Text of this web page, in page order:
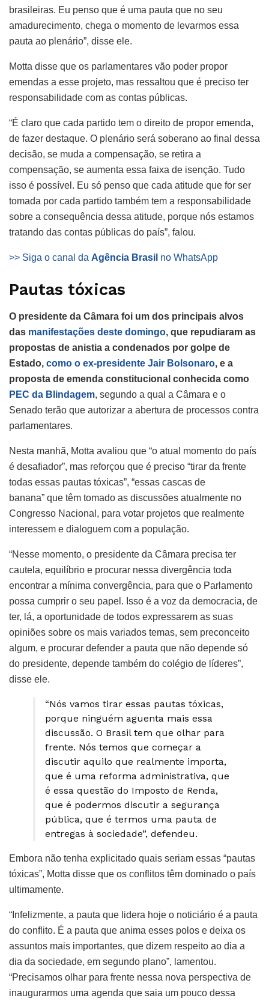
brasileiras. Eu penso que é uma pauta que no seu
amadurecimento, chega o momento de levarmos essa
pauta ao plenário”, disse ele.
Motta disse que os parlamentares vão poder propor
emendas a esse projeto, mas ressaltou que é preciso ter
responsabilidade com as contas públicas.
“É claro que cada partido tem o direito de propor emenda,
de fazer destaque. O plenário será soberano ao final dessa
decisão, se muda a compensação, se retira a
compensação, se aumenta essa faixa de isenção. Tudo
isso é possível. Eu só penso que cada atitude que for ser
tomada por cada partido também tem a responsabilidade
sobre a consequência dessa atitude, porque nós estamos
tratando das contas públicas do país”, falou.
>> Siga o canal da Agência Brasil no WhatsApp
Pautas tóxicas
O presidente da Câmara foi um dos principais alvos
das manifestações deste domingo, que repudiaram as
propostas de anistia a condenados por golpe de
Estado, como o ex-presidente Jair Bolsonaro, e a
proposta de emenda constitucional conhecida como
PEC da Blindagem, segundo a qual a Câmara e o
Senado terão que autorizar a abertura de processos contra
parlamentares.
Nesta manhã, Motta avaliou que “o atual momento do país
é desafiador”, mas reforçou que é preciso “tirar da frente
todas essas pautas tóxicas”, “essas cascas de
banana” que têm tomado as discussões atualmente no
Congresso Nacional, para votar projetos que realmente
interessem e dialoguem com a população.
“Nesse momento, o presidente da Câmara precisa ter
cautela, equilíbrio e procurar nessa divergência toda
encontrar a mínima convergência, para que o Parlamento
possa cumprir o seu papel. Isso é a voz da democracia, de
ter, lá, a oportunidade de todos expressarem as suas
opiniões sobre os mais variados temas, sem preconceito
algum, e procurar defender a pauta que não depende só
do presidente, depende também do colégio de líderes”,
disse ele.
“Nós vamos tirar essas pautas tóxicas,
porque ninguém aguenta mais essa
discussão. O Brasil tem que olhar para
frente. Nós temos que começar a
discutir aquilo que realmente importa,
que é uma reforma administrativa, que
é essa questão do Imposto de Renda,
que é podermos discutir a segurança
pública, que é termos uma pauta de
entregas à sociedade”, defendeu.
Embora não tenha explicitado quais seriam essas “pautas
tóxicas”, Motta disse que os conflitos têm dominado o país
ultimamente.
“Infelizmente, a pauta que lidera hoje o noticiário é a pauta
do conflito. É a pauta que anima esses polos e deixa os
assuntos mais importantes, que dizem respeito ao dia a
dia da sociedade, em segundo plano”, lamentou.
“Precisamos olhar para frente nessa nova perspectiva de
inaugurarmos uma agenda que saia um pouco dessa